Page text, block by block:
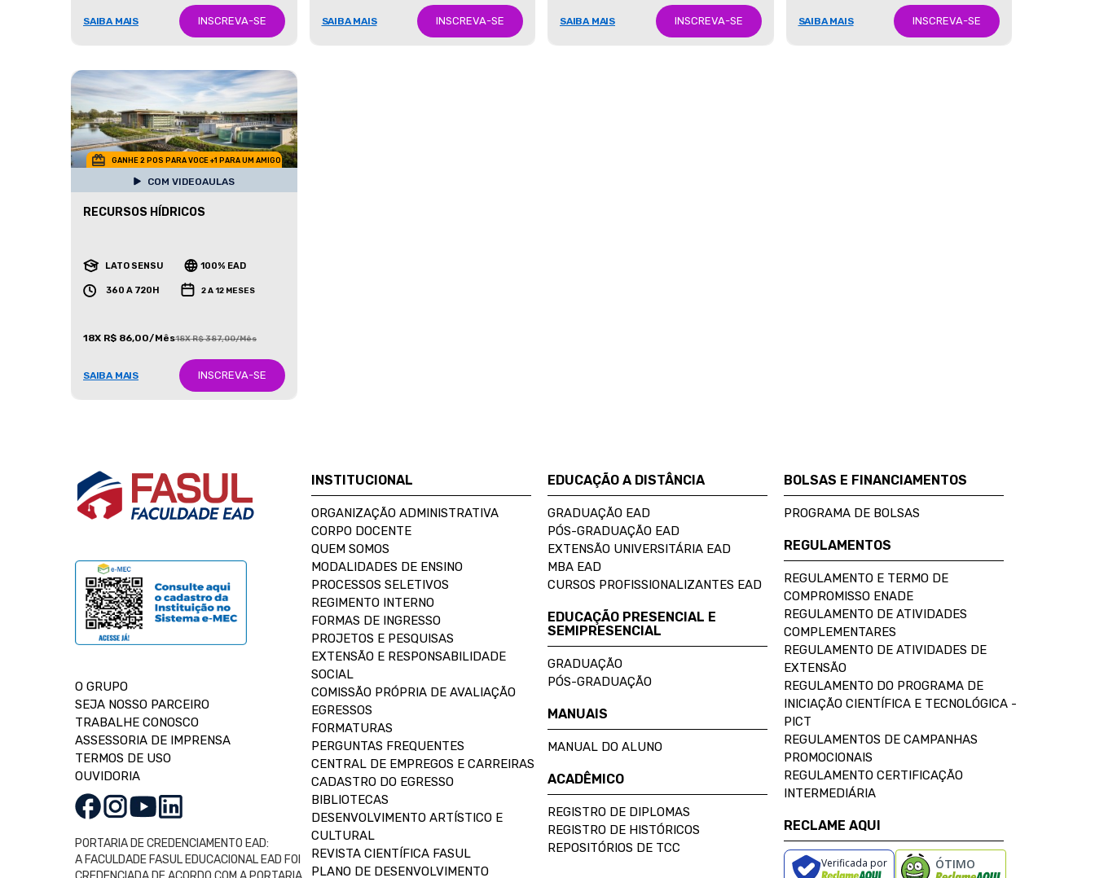
SAIBA MAIS INSCREVA-SE SAIBA MAIS INSCREVA-SE SAIBA MAIS INSCREVA-SE SAIBA MAIS INSCREVA-SE
GANHE 2 POS PARA VOCE +1 PARA UM AMIGO
COM VIDEOAULAS
RECURSOS HÍDRICOS
LATO SENSU 100% EAD
360 A 720H 2 A 12 MESES
18X R$ 86,00/Mês18X R$ 387,00/Mês
SAIBA MAIS INSCREVA-SE
O GRUPO
SEJA NOSSO PARCEIRO
TRABALHE CONOSCO
ASSESSORIA DE IMPRENSA
TERMOS DE USO
OUVIDORIA
PORTARIA DE CREDENCIAMENTO EAD:
A FACULDADE FASUL EDUCACIONAL EAD FOI
INSTITUCIONAL
ORGANIZAÇÃO ADMINISTRATIVA
CORPO DOCENTE
QUEM SOMOS
MODALIDADES DE ENSINO
PROCESSOS SELETIVOS
REGIMENTO INTERNO
FORMAS DE INGRESSO
PROJETOS E PESQUISAS
EXTENSÃO E RESPONSABILIDADE
SOCIAL
COMISSÃO PRÓPRIA DE AVALIAÇÃO
EGRESSOS
FORMATURAS
PERGUNTAS FREQUENTES
CENTRAL DE EMPREGOS E CARREIRAS
CADASTRO DO EGRESSO
BIBLIOTECAS
DESENVOLVIMENTO ARTÍSTICO E
CULTURAL
REVISTA CIENTÍFICA FASUL
PLANO DE DESENVOLVIMENTO
EDUCAÇÃO A DISTÂNCIA
GRADUAÇÃO EAD
PÓS-GRADUAÇÃO EAD
EXTENSÃO UNIVERSITÁRIA EAD
MBA EAD
CURSOS PROFISSIONALIZANTES EAD
EDUCAÇÃO PRESENCIAL E
SEMIPRESENCIAL
GRADUAÇÃO
PÓS-GRADUAÇÃO
MANUAIS
MANUAL DO ALUNO
ACADÊMICO
REGISTRO DE DIPLOMAS
REGISTRO DE HISTÓRICOS
REPOSITÓRIOS DE TCC
BOLSAS E FINANCIAMENTOS
PROGRAMA DE BOLSAS
REGULAMENTOS
REGULAMENTO E TERMO DE
COMPROMISSO ENADE
REGULAMENTO DE ATIVIDADES
COMPLEMENTARES
REGULAMENTO DE ATIVIDADES DE
EXTENSÃO
REGULAMENTO DO PROGRAMA DE
INICIAÇÃO CIENTÍFICA E TECNOLÓGICA -
PICT
REGULAMENTOS DE CAMPANHAS
PROMOCIONAIS
REGULAMENTO CERTIFICAÇÃO
INTERMEDIÁRIA
RECLAME AQUI
Verificada por ÓTIMO